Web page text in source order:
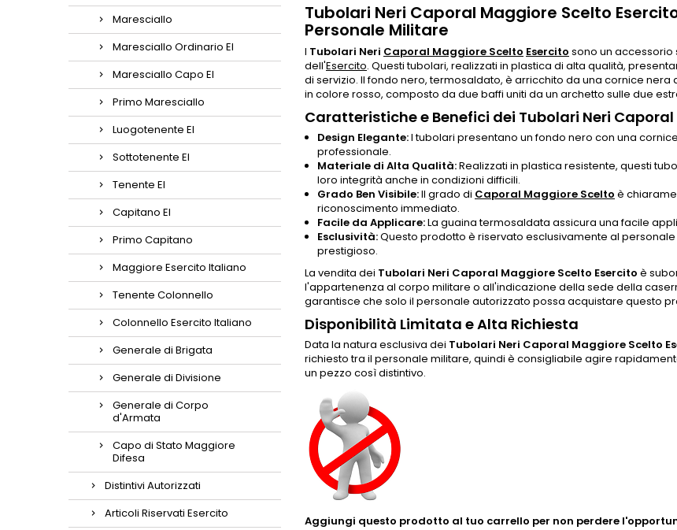
Maresciallo
Maresciallo Ordinario EI
Maresciallo Capo EI
Primo Maresciallo
Luogotenente EI
Sottotenente EI
Tenente EI
Capitano EI
Primo Capitano
Maggiore Esercito Italiano
Tenente Colonnello
Colonnello Esercito Italiano
Generale di Brigata
Generale di Divisione
Generale di Corpo
d'Armata
Capo di Stato Maggiore
Difesa
Distintivi Autorizzati
Articoli Riservati Esercito
Tubolari Neri Caporal Maggiore Scelto
Personale Militare
I Tubolari Neri Caporal Maggiore Scelto Esercito sono un
dell'Esercito. Questi tubolari, realizzati in plastica di alta qualità,
di servizio. Il fondo nero, termosaldato, è arricchito da una cornice nera
in colore rosso, composto da due baffi uniti da un archetto sulle due
Caratteristiche e Benefici dei Tubolari Neri
Design Elegante:I tubolari presentano un fondo nero con una
professionale.
Materiale di Alta Qualità:Realizzati in plastica resistente, questi
loro integrità anche in condizioni difficili.
Grado Ben Visibile:Il grado di Caporal Maggiore Scelto è
riconoscimento immediato.
Facile da Applicare:La guaina termosaldata assicura una facile
Esclusività:Questo prodotto è riservato esclusivamente al
prestigioso.
La vendita dei Tubolari Neri Caporal Maggiore Scelto Esercito è
l'appartenenza al corpo militare o all'indicazione della sede della
garantisce che solo il personale autorizzato possa acquistare questo
Disponibilità Limitata e Alta Richiesta
Data la natura esclusiva dei Tubolari Neri Caporal Maggiore Scelto
richiesto tra il personale militare, quindi è consigliabile agire
un pezzo così distintivo.
Aggiungi questo prodotto al tuo carrello per non perdere